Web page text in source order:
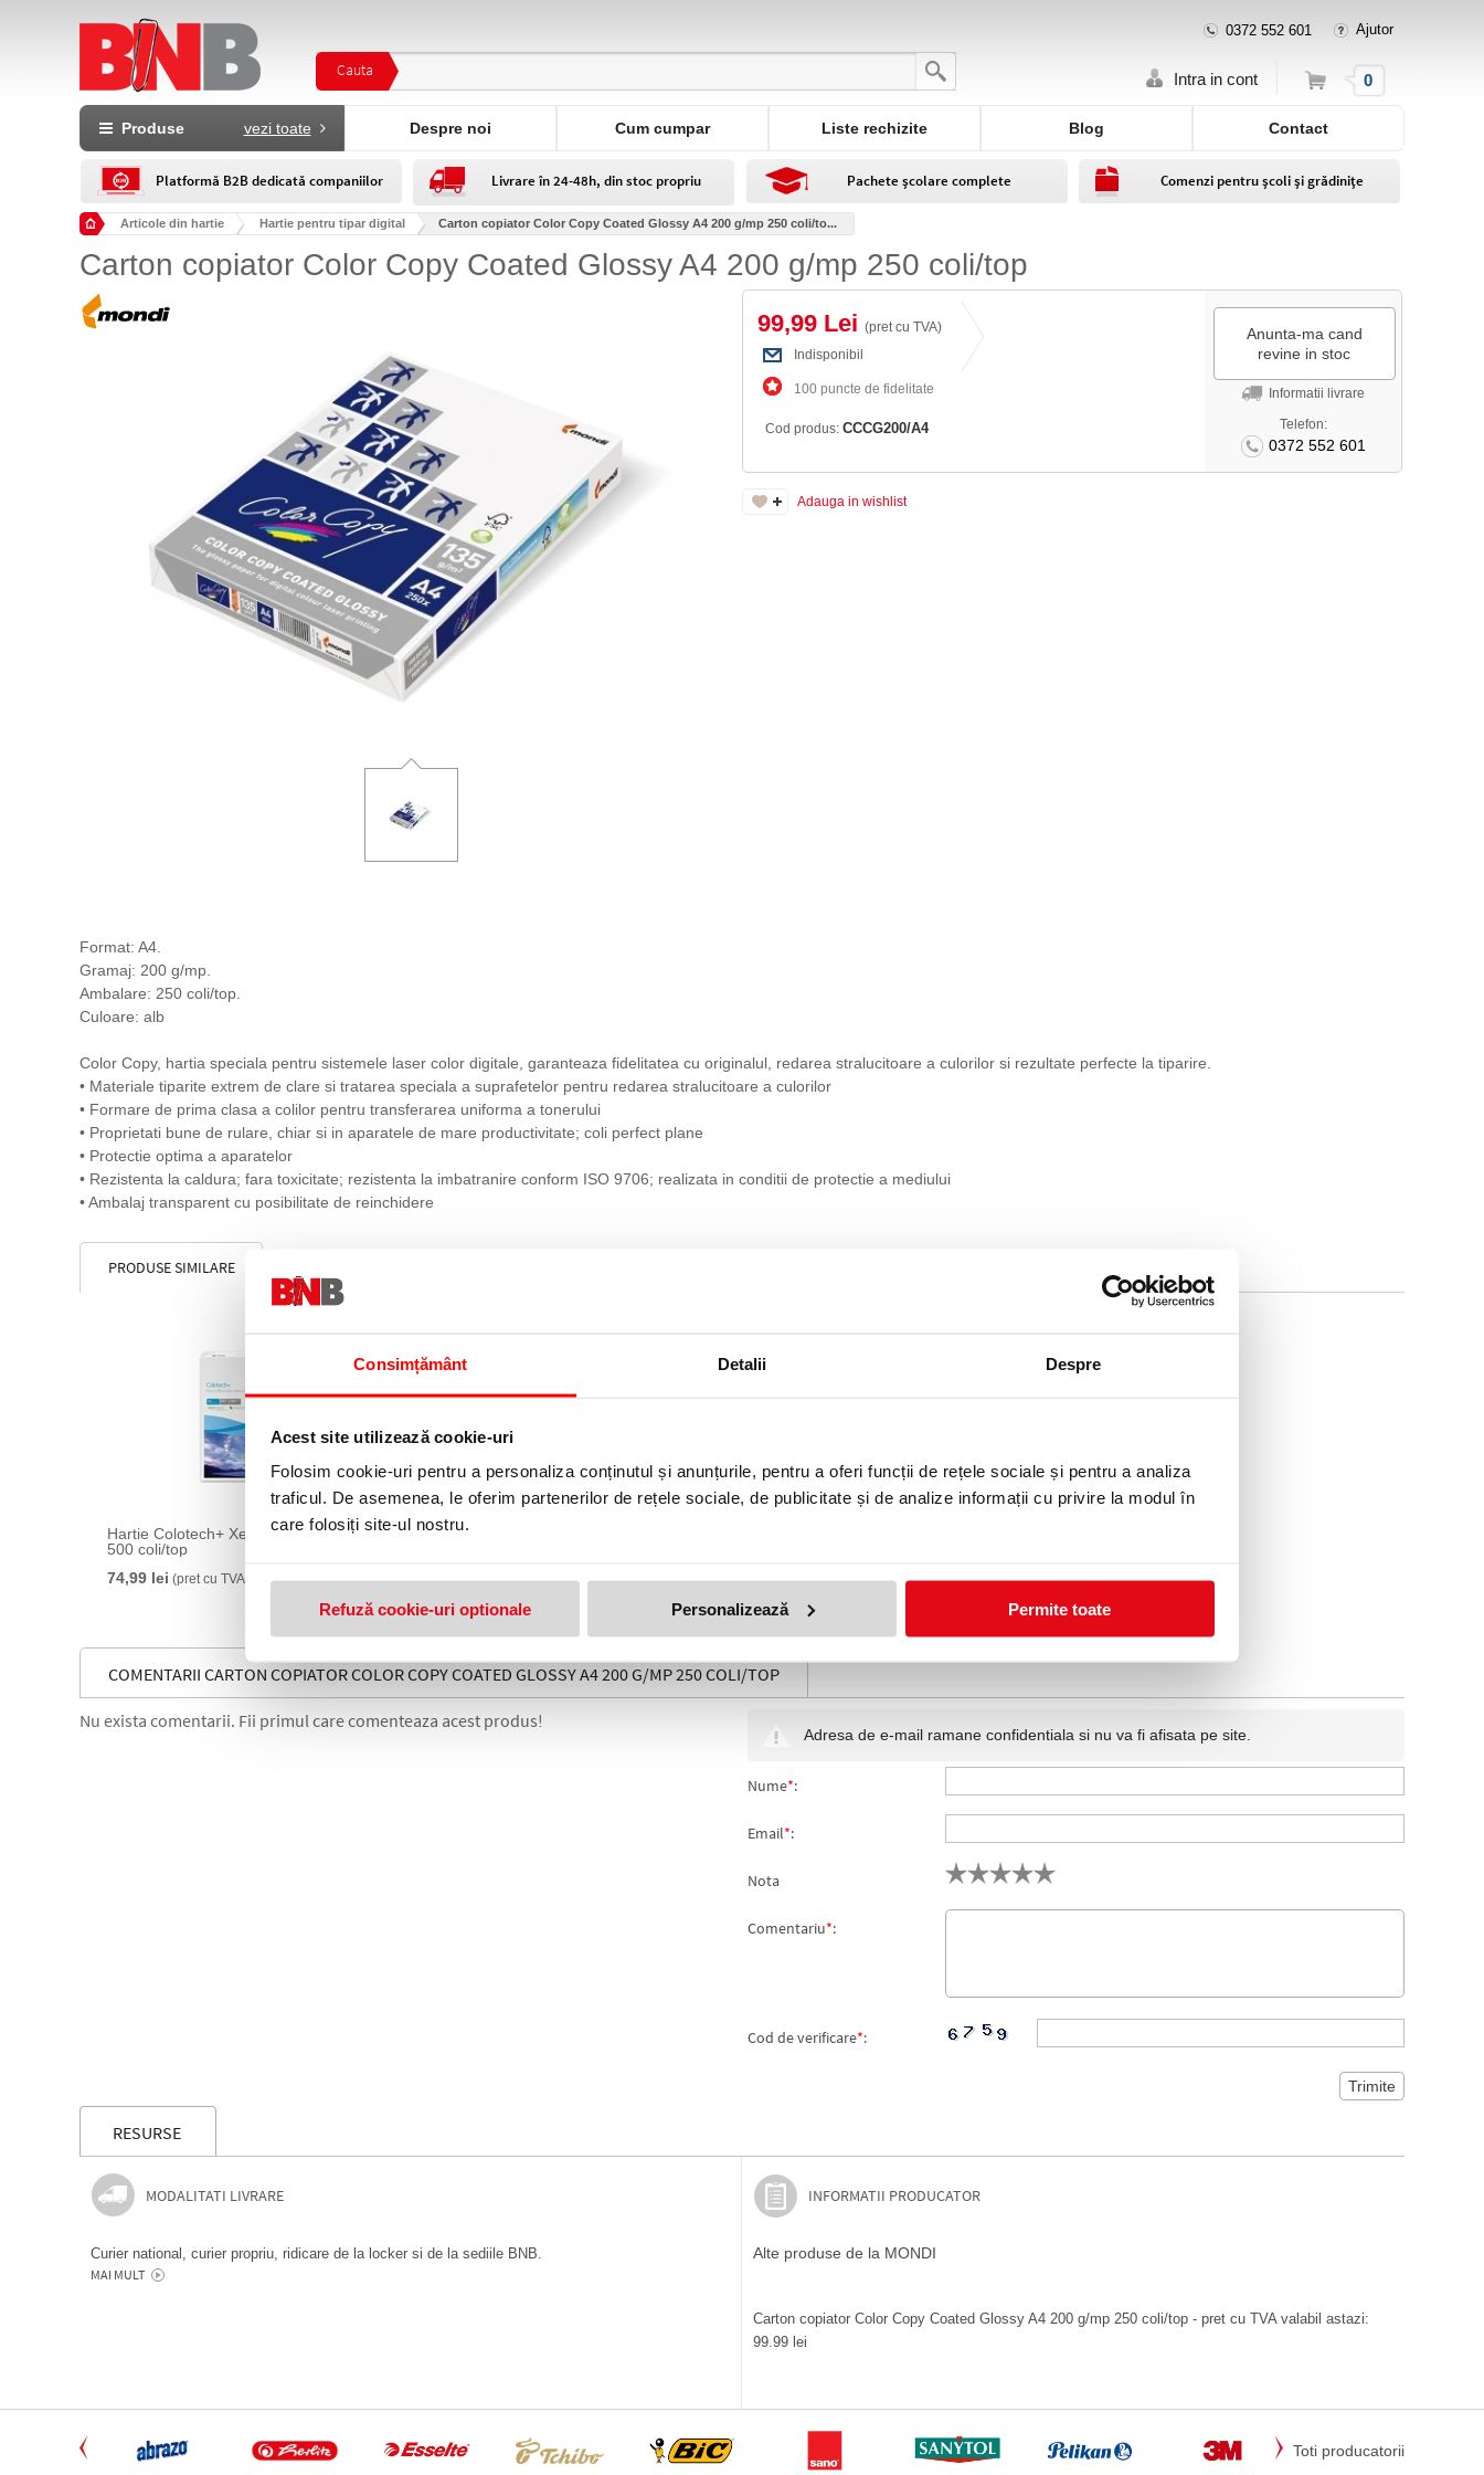
Consimțământ Detalii Despre
Acest site utilizează cookie-uri
Folosim cookie-uri pentru a personaliza conținutul și anunțurile, pentru a oferi funcții de rețele sociale și pentru a analiza
traficul. De asemenea, le oferim partenerilor de rețele sociale, de publicitate și de analize informații cu privire la modul în
care folosiți site-ul nostru.
Refuză cookie-uri optionale Personalizează Permite toate
Cauta
0372 552 601 Ajutor
Intra in cont Cos 0
Produse vezi toate Despre noi Cum cumpar Liste rechizite Blog Contact
Platformă B2B dedicată companiilor Livrare în 24-48h, din stoc propriu Pachete școlare complete Comenzi pentru școli și grădinițe
Articole din hartie Hartie pentru tipar digital Carton copiator Color Copy Coated Glossy A4 200 g/mp 250 coli/to...
Carton copiator Color Copy Coated Glossy A4 200 g/mp 250 coli/top
99,99 Lei (pret cu TVA)
Indisponibil
100 puncte de fidelitate
Cod produs: CCCG200/A4
Anunta-ma cand
revine in stoc
Informatii livrare
Telefon:
0372 552 601
Adauga in wishlist
Format: A4.
Gramaj: 200 g/mp.
Ambalare: 250 coli/top.
Culoare: alb
Color Copy, hartia speciala pentru sistemele laser color digitale, garanteaza fidelitatea cu originalul, redarea stralucitoare a culorilor si rezultate perfecte la tiparire.
• Materiale tiparite extrem de clare si tratarea speciala a suprafetelor pentru redarea stralucitoare a culorilor
• Formare de prima clasa a colilor pentru transferarea uniforma a tonerului
• Proprietati bune de rulare, chiar si in aparatele de mare productivitate; coli perfect plane
• Protectie optima a aparatelor
• Rezistenta la caldura; fara toxicitate; rezistenta la imbatranire conform ISO 9706; realizata in conditii de protectie a mediului
• Ambalaj transparent cu posibilitate de reinchidere
PRODUSE SIMILARE
Hartie Colotech+ Xerox A4 100 g/mp
500 coli/top
74,99 lei (pret cu TVA)
Carton Colotech+ A4 300 g/mp 125
64,99 lei(pret cu TVA)
114,99 lei(pret cu TVA)
COMENTARII CARTON COPIATOR COLOR COPY COATED GLOSSY A4 200 G/MP 250 COLI/TOP
Nu exista comentarii. Fii primul care comenteaza acest produs!
Adresa de e-mail ramane confidentiala si nu va fi afisata pe site.
Nume*:
Email*:
Nota
Comentariu*:
Cod de verificare*:
RESURSE
MODALITATI LIVRARE
Curier national, curier propriu, ridicare de la locker si de la sediile BNB.
MAI MULT
INFORMATII PRODUCATOR
Alte produse de la MONDI
Carton copiator Color Copy Coated Glossy A4 200 g/mp 250 coli/top - pret cu TVA valabil astazi:
99.99 lei
Toti producatorii